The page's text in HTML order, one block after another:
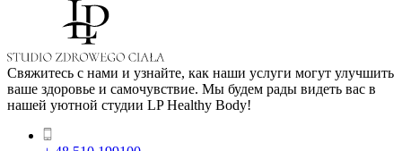
Свяжитесь с нами и узнайте, как наши услуги могут улучшить
ваше здоровье и самочувствие. Мы будем рады видеть вас в
нашей уютной студии LP Healthy Body!